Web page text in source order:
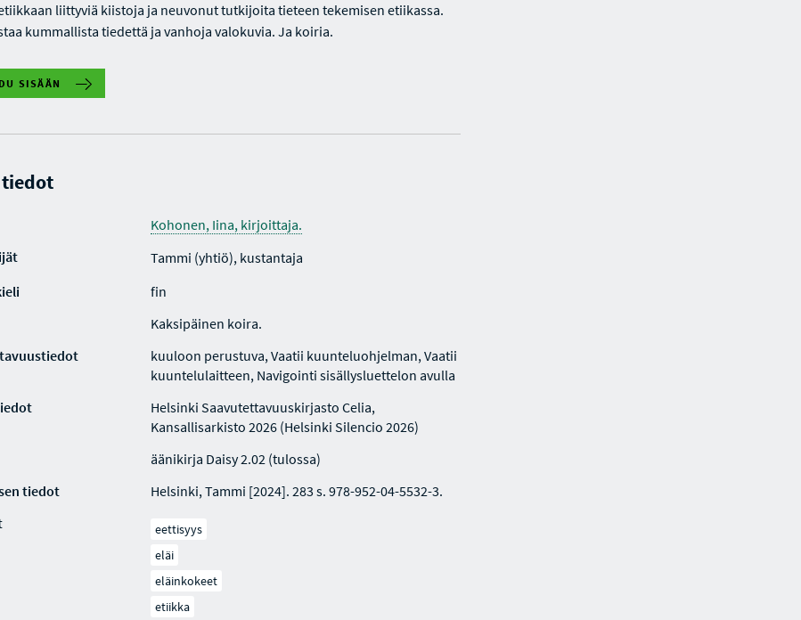
liittyviä kiistoja ja neuvonut tutkijoita tieteen tekemisen etiikassa.
kummallista tiedettä ja vanhoja valokuvia. Ja koiria.
SISÄÄN
Kohonen, Iina, kirjoittaja.
Tammi (yhtiö), kustantaja
fin
Kaksipäinen koira.
kuuloon perustuva, Vaatii kuunteluohjelman, Vaatii
kuuntelulaitteen, Navigointi sisällysluettelon avulla
Helsinki Saavutettavuuskirjasto Celia,
Kansallisarkisto 2026 (Helsinki Silencio 2026)
äänikirja Daisy 2.02 (tulossa)
tiedot
Helsinki, Tammi [2024]. 283 s. 978-952-04-5532-3.
eettisyys
eläi
eläinkokeet
etiikka